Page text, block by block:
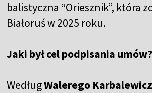
balistyczna “Oriesznik”, która
Białoruś w 2025 roku.
Jaki był cel podpisania umów?
WedługWalerego